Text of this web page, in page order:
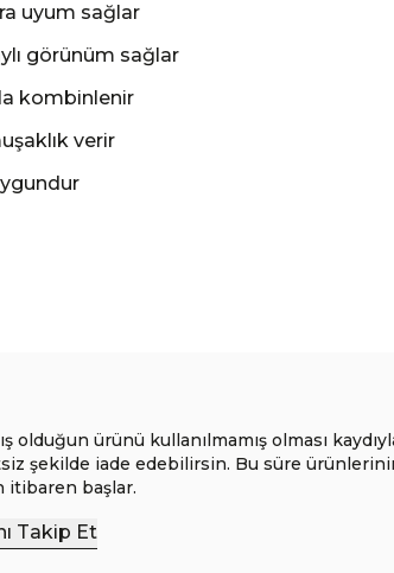
uyum sağlar
görünüm sağlar
kombinlenir
verir
olduğun ürünü kullanılmamış olması
şekilde iade edebilirsin. Bu süre
başlar.
Takip Et